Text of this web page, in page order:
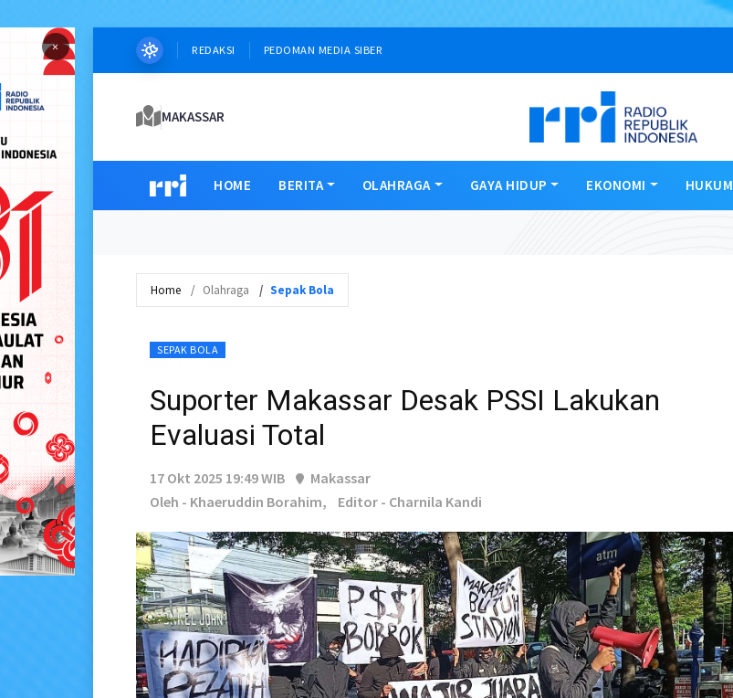
× REDAKSI PEDOMAN MEDIA SIBER
MAKASSAR
HOME BERITA OLAHRAGA GAYA HIDUP EKONOMI HUKUM
Home Olahraga Sepak Bola
SEPAK BOLA
Suporter Makassar Desak PSSI Lakukan
Evaluasi Total
17 Okt 2025 19:49 WIB
Makassar
Oleh - Khaeruddin Borahim,
Editor - Charnila Kandi